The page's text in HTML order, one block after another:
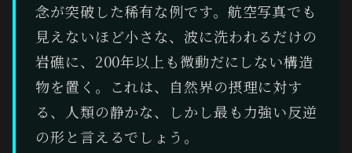
念が突破した稀有な例です。航空写真でも
見えないほど小さな、波に洗われるだけの
岩礁に、200年以上も微動だにしない構造
物を置く。これは、自然界の摂理に対す
る、人類の静かな、しかし最も力強い反逆
の形と言えるでしょう。